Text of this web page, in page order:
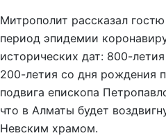
Митрополит рассказал
период эпидемии
исторических дат: 800-
200-летия со дня рождения
подвига епископа
что в Алматы будет
Невским храмом.